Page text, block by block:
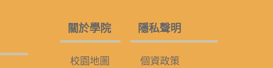
關於學院
校園地圖
隱私聲明
個資政策